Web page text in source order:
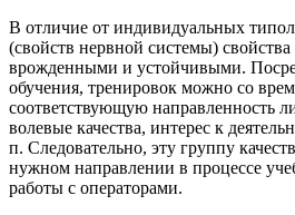
В отличие от индивидуальных
(свойств нервной системы)
врожденными и устойчивыми.
обучения, тренировок можно со
соответствующую направленность
волевые качества, интерес к
п. Следовательно, эту группу
нужном направлении в процессе
работы с операторами.